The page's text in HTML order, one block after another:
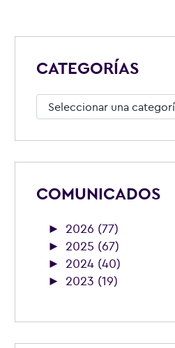
CATEGORÍAS
Categorías
COMUNICADOS
► 2026 (77)
► 2025 (67)
► 2024 (40)
► 2023 (19)